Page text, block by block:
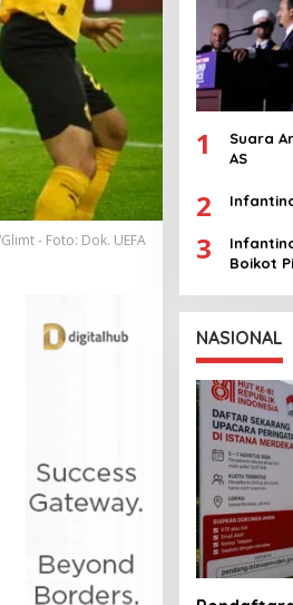
- Foto: Dok. UEFA
1
Suara
AS
2
3
Boikot
NASIONAL